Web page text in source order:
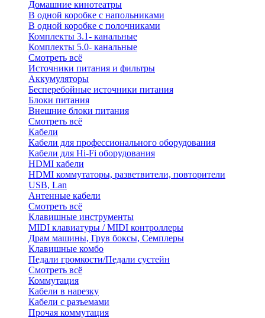
Домашние кинотеатры
В одной коробке с напольниками
В одной коробке с полочниками
Комплекты 3.1- канальные
Комплекты 5.0- канальные
Смотреть всё
Источники питания и фильтры
Аккумуляторы
Бесперебойные источники питания
Блоки питания
Внешние блоки питания
Смотреть всё
Кабели
Кабели для профессионального оборудования
Кабели для Hi-Fi оборудования
HDMI кабели
HDMI коммутаторы, разветвители, повторители
USB, Lan
Антенные кабели
Смотреть всё
Клавишные инструменты
MIDI клавиатуры / MIDI контроллеры
Драм машины, Грув боксы, Семплеры
Клавишные комбо
Педали громкости/Педали сустейн
Смотреть всё
Коммутация
Кабели в нарезку
Кабели с разъемами
Прочая коммутация